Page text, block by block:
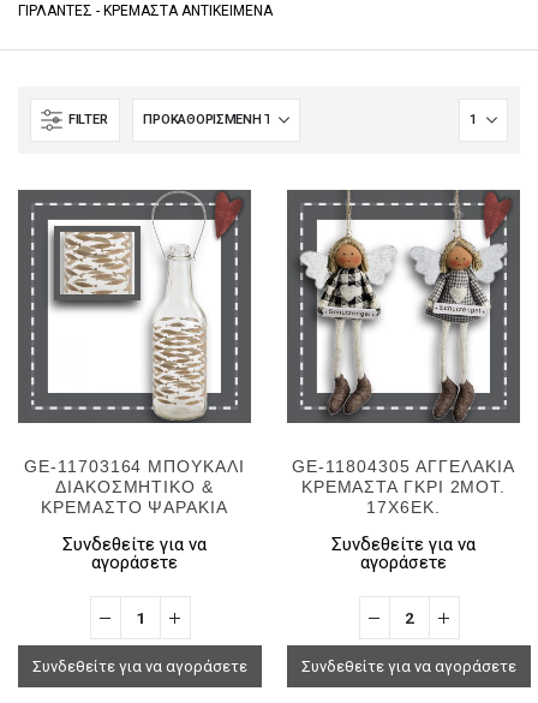
ΓΙΡΛΑΝΤΕΣ - ΚΡΕΜΑΣΤΑ ΑΝΤΙΚΕΙΜΕΝΑ
FILTER
GE-11703164 ΜΠΟΥΚΑΛΙ
ΔΙΑΚΟΣΜΗΤΙΚΟ &
ΚΡΕΜΑΣΤΟ ΨΑΡΑΚΙΑ
Συνδεθείτε για να
αγοράσετε
Συνδεθείτε για να αγοράσετε
GE-11804305 ΑΓΓΕΛΑΚΙΑ
ΚΡΕΜΑΣΤΑ ΓΚΡΙ 2ΜΟΤ.
17Χ6ΕΚ.
Συνδεθείτε για να
αγοράσετε
Συνδεθείτε για να αγοράσετε